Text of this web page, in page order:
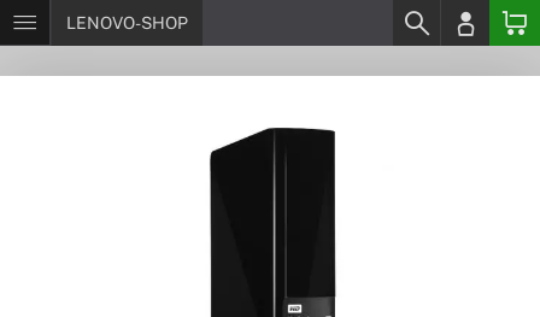
LENOVO-SHOP